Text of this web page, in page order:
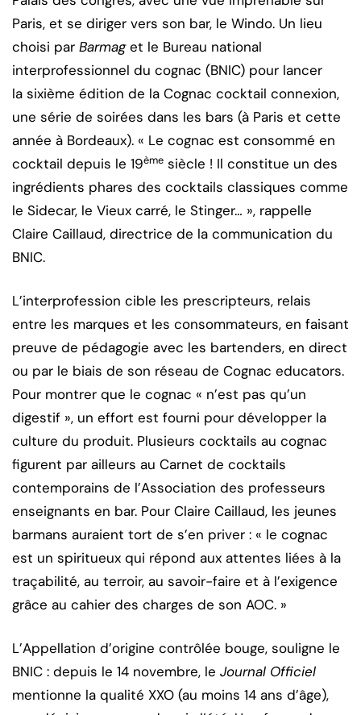
Paris, et se diriger vers son bar, le Windo. Un lieu
choisi par Barmaget le Bureau national
interprofessionnel du cognac (BNIC) pour lancer
la sixième édition de la Cognac cocktail connexion,
une série de soirées dans les bars (à Paris et cette
année à Bordeaux). « Le cognac est consommé en
cocktail depuis le 19ème siècle ! Il constitue un des
ingrédients phares des cocktails classiques comme
le Sidecar, le Vieux carré, le Stinger… », rappelle
Claire Caillaud, directrice de la communication du
BNIC.
L’interprofession cible les prescripteurs, relais
entre les marques et les consommateurs, en faisant
preuve de pédagogie avec les bartenders, en direct
ou par le biais de son réseau de Cognac educators.
Pour montrer que le cognac « n’est pas qu’un
digestif », un effort est fourni pour développer la
culture du produit. Plusieurs cocktails au cognac
figurent par ailleurs au Carnet de cocktails
contemporains de l’Association des professeurs
enseignants en bar. Pour Claire Caillaud, les jeunes
barmans auraient tort de s’en priver : « le cognac
est un spiritueux qui répond aux attentes liées à la
traçabilité, au terroir, au savoir-faire et à l’exigence
grâce au cahier des charges de son AOC. »
L’Appellation d’origine contrôlée bouge, souligne le
BNIC : depuis le 14 novembre, le Journal Officiel
mentionne la qualité XXO (au moins 14 ans d’âge),